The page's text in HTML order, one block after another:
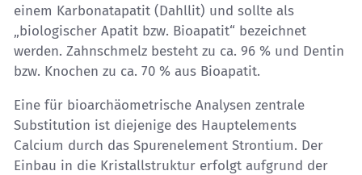
einem Karbonatapatit (Dahllit) und sollte als
„biologischer Apatit bzw. Bioapatit“ bezeichnet
werden. Zahnschmelz besteht zu ca. 96 % und Dentin
bzw. Knochen zu ca. 70 % aus Bioapatit.
Eine für bioarchäometrische Analysen zentrale
Substitution ist diejenige des Hauptelements
Calcium durch das Spurenelement Strontium. Der
Einbau in die Kristallstruktur erfolgt aufgrund der